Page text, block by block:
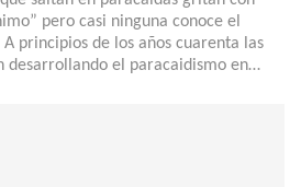
pero casi ninguna conoce el
principios de los años cuarenta las
desarrollando el paracaidismo en…